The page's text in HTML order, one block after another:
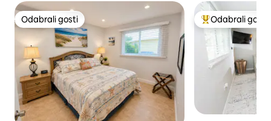
Odabrali gosti
Odabrali gosti Među najviše
Odabrali gosti